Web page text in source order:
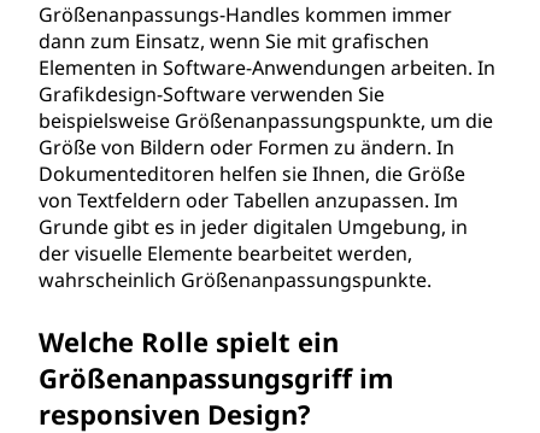
Größenanpassungs-Handles kommen immer
dann zum Einsatz, wenn Sie mit grafischen
Elementen in Software-Anwendungen arbeiten. In
Grafikdesign-Software verwenden Sie
beispielsweise Größenanpassungspunkte, um die
Größe von Bildern oder Formen zu ändern. In
Dokumenteditoren helfen sie Ihnen, die Größe
von Textfeldern oder Tabellen anzupassen. Im
Grunde gibt es in jeder digitalen Umgebung, in
der visuelle Elemente bearbeitet werden,
wahrscheinlich Größenanpassungspunkte.
Welche Rolle spielt ein
Größenanpassungsgriff im
responsiven Design?